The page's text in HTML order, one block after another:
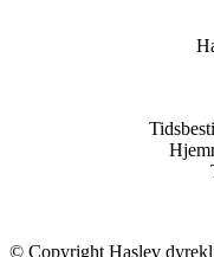
© Copyright Haslev